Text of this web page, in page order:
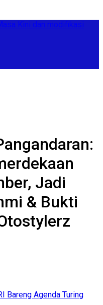
Jadi
& Bukti